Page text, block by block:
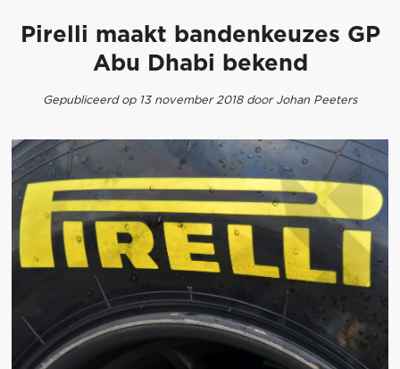
Pirelli maakt bandenkeuzes GP
Abu Dhabi bekend
Gepubliceerd op 13 november 2018 door Johan Peeters